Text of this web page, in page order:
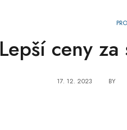
Lepší ceny
17. 12. 2023 BY